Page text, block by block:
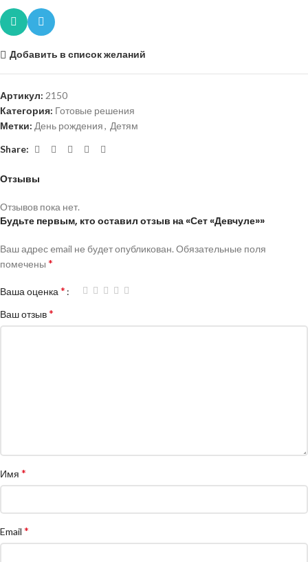
Добавить в список желаний
Артикул: 2150
Категория: Готовые решения
Метки: День рождения, Детям
Share:
Отзывы
Отзывов пока нет.
Будьте первым, кто оставил отзыв на «Сет «Девчуле»»
Ваш адрес email не будет опубликован. Обязательные поля
помечены *
Ваша оценка *
Ваш отзыв*
Имя *
Email *